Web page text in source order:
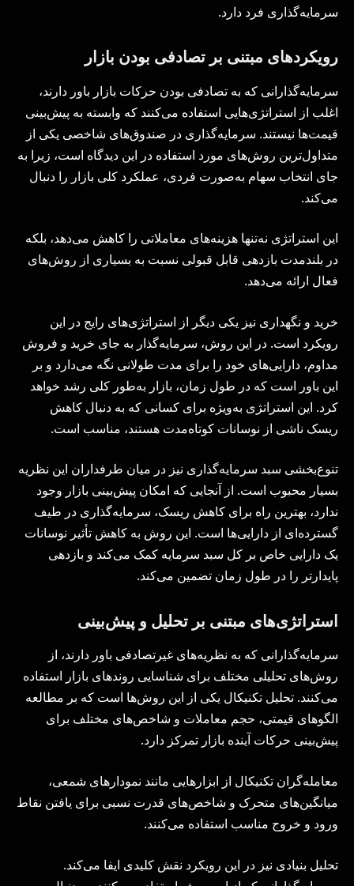
سرمایه‌گذاری فرد دارد.
رویکردهای مبتنی بر تصادفی بودن بازار
سرمایه‌گذارانی که به تصادفی بودن حرکات بازار باور دارند،
اغلب از استراتژی‌هایی استفاده می‌کنند که وابسته به پیش‌بینی
قیمت‌ها نیستند. سرمایه‌گذاری در صندوق‌های شاخصی یکی از
متداول‌ترین روش‌های مورد استفاده در این دیدگاه است، زیرا به
جای انتخاب سهام به‌صورت فردی، عملکرد کلی بازار را دنبال
می‌کند.
این استراتژی نه‌تنها هزینه‌های معاملاتی را کاهش می‌دهد، بلکه
در بلندمدت بازدهی قابل قبولی نسبت به بسیاری از روش‌های
فعال ارائه می‌دهد.
خرید و نگهداری نیز یکی دیگر از استراتژی‌های رایج در این
رویکرد است. در این روش، سرمایه‌گذار به جای خرید و فروش
مداوم، دارایی‌های خود را برای مدت طولانی نگه می‌دارد و بر
این باور است که در طول زمان، بازار به‌طور کلی رشد خواهد
کرد. این استراتژی به‌ویژه برای کسانی که به دنبال کاهش
ریسک ناشی از نوسانات کوتاه‌مدت هستند، مناسب است.
تنوع‌بخشی سبد سرمایه‌گذاری نیز در میان طرفداران این نظریه
بسیار محبوب است. از آنجایی که امکان پیش‌بینی بازار وجود
ندارد، بهترین راه برای کاهش ریسک، سرمایه‌گذاری در طیف
گسترده‌ای از دارایی‌ها است. این روش به کاهش تأثیر نوسانات
یک دارایی خاص بر کل سبد سرمایه کمک می‌کند و بازدهی
پایدارتر را در طول زمان تضمین می‌کند.
استراتژی‌های مبتنی بر تحلیل و پیش‌بینی
سرمایه‌گذارانی که به نظریه‌های غیرتصادفی باور دارند، از
روش‌های تحلیلی مختلف برای شناسایی روندهای بازار استفاده
می‌کنند. تحلیل تکنیکال یکی از این روش‌ها است که بر مطالعه
الگوهای قیمتی، حجم معاملات و شاخص‌های مختلف برای
پیش‌بینی حرکات آینده بازار تمرکز دارد.
معامله‌گران تکنیکال از ابزارهایی مانند نمودارهای شمعی،
میانگین‌های متحرک و شاخص‌های قدرت نسبی برای یافتن نقاط
ورود و خروج مناسب استفاده می‌کنند.
تحلیل بنیادی نیز در این رویکرد نقش کلیدی ایفا می‌کند.